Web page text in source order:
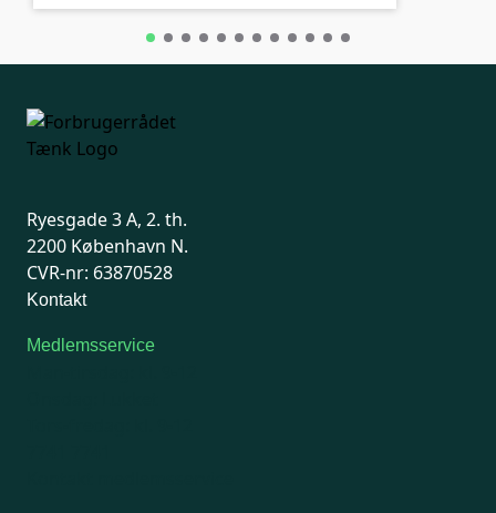
Ryesgade 3 A, 2. th.
2200 København N.
CVR-nr: 63870528
Kontakt
Medlemsservice